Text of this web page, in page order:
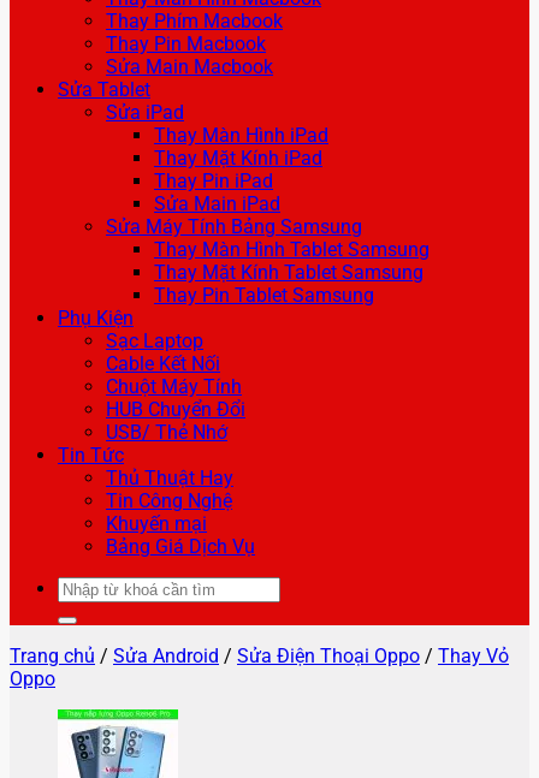
Thay Phím Macbook
Thay Pin Macbook
Sửa Main Macbook
Sửa Tablet
Sửa iPad
Thay Màn Hình iPad
Thay Mặt Kính iPad
Thay Pin iPad
Sửa Main iPad
Sửa Máy Tính Bảng Samsung
Thay Màn Hình Tablet Samsung
Thay Mặt Kính Tablet Samsung
Thay Pin Tablet Samsung
Phụ Kiện
Sạc Laptop
Cable Kết Nối
Chuột Máy Tính
HUB Chuyển Đổi
USB/ Thẻ Nhớ
Tin Tức
Thủ Thuật Hay
Tin Công Nghệ
Khuyến mại
Bảng Giá Dịch Vụ
Tìm
kiếm:
Trang chủ / Sửa Android / Sửa Điện Thoại Oppo / Thay Vỏ
Oppo